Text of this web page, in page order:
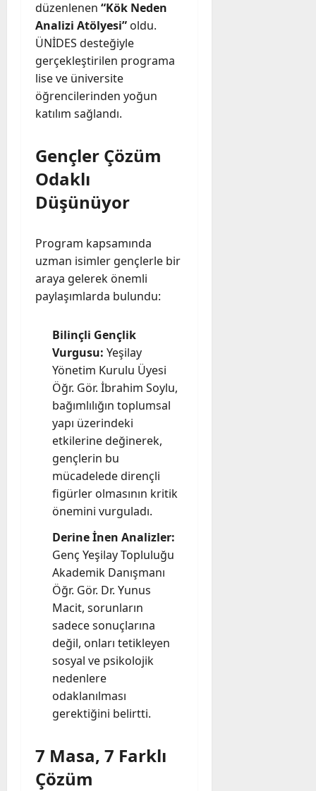
düzenlenen “Kök Neden
Analizi Atölyesi” oldu.
ÜNİDES desteğiyle
gerçekleştirilen programa
lise ve üniversite
öğrencilerinden yoğun
katılım sağlandı.
Gençler Çözüm
Odaklı
Düşünüyor
Program kapsamında
uzman isimler gençlerle bir
araya gelerek önemli
paylaşımlarda bulundu:
Bilinçli Gençlik
Vurgusu: Yeşilay
Yönetim Kurulu Üyesi
Öğr. Gör. İbrahim Soylu,
bağımlılığın toplumsal
yapı üzerindeki
etkilerine değinerek,
gençlerin bu
mücadelede dirençli
figürler olmasının kritik
önemini vurguladı.
Derine İnen Analizler:
Genç Yeşilay Topluluğu
Akademik Danışmanı
Öğr. Gör. Dr. Yunus
Macit, sorunların
sadece sonuçlarına
değil, onları tetikleyen
sosyal ve psikolojik
nedenlere
odaklanılması
gerektiğini belirtti.
7 Masa, 7 Farklı
Çözüm